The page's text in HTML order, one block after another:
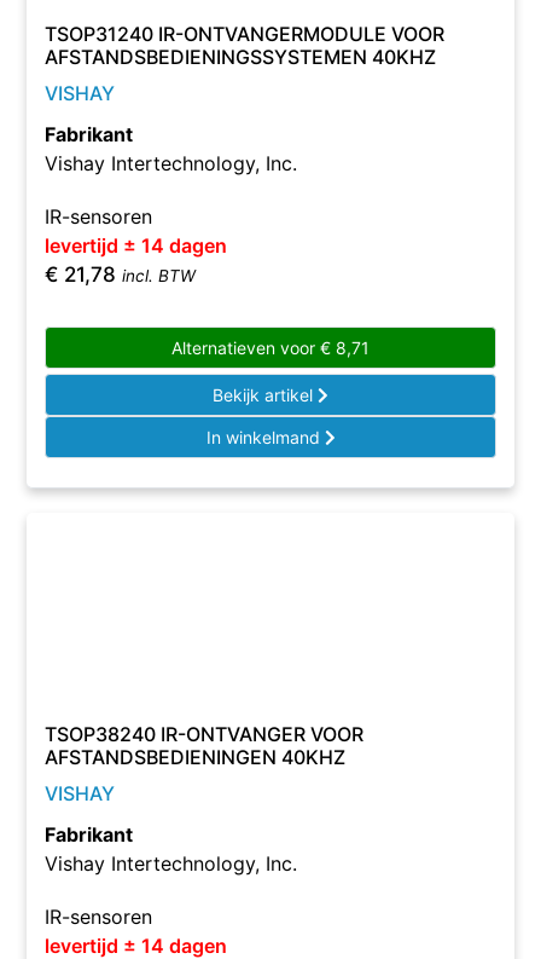
TSOP31240 IR-ONTVANGERMODULE VOOR
AFSTANDSBEDIENINGSSYSTEMEN 40KHZ
VISHAY
Fabrikant
Vishay Intertechnology, Inc.
IR-sensoren
levertijd ± 14 dagen
€ 21,78 incl. BTW
Alternatieven voor € 8,71
Bekijk artikel
In winkelmand
TSOP38240 IR-ONTVANGER VOOR
AFSTANDSBEDIENINGEN 40KHZ
VISHAY
Fabrikant
Vishay Intertechnology, Inc.
IR-sensoren
levertijd ± 14 dagen